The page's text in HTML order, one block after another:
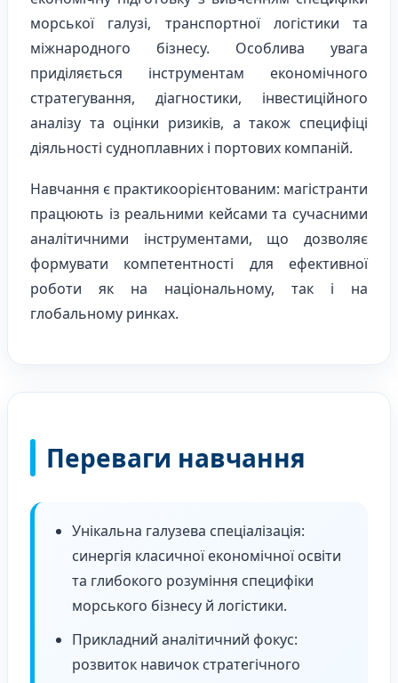
морської галузі, транспортної логістики та
міжнародного бізнесу. Особлива увага
приділяється інструментам економічного
стратегування, діагностики, інвестиційного
аналізу та оцінки ризиків, а також специфіці
діяльності судноплавних і портових компаній.
Навчання є практикоорієнтованим: магістранти
працюють із реальними кейсами та сучасними
аналітичними інструментами, що дозволяє
формувати компетентності для ефективної
роботи як на національному, так і на
глобальному ринках.
Переваги навчання
Унікальна галузева спеціалізація:
синергія класичної економічної освіти
та глибокого розуміння специфіки
морського бізнесу й логістики.
Прикладний аналітичний фокус:
розвиток навичок стратегічного